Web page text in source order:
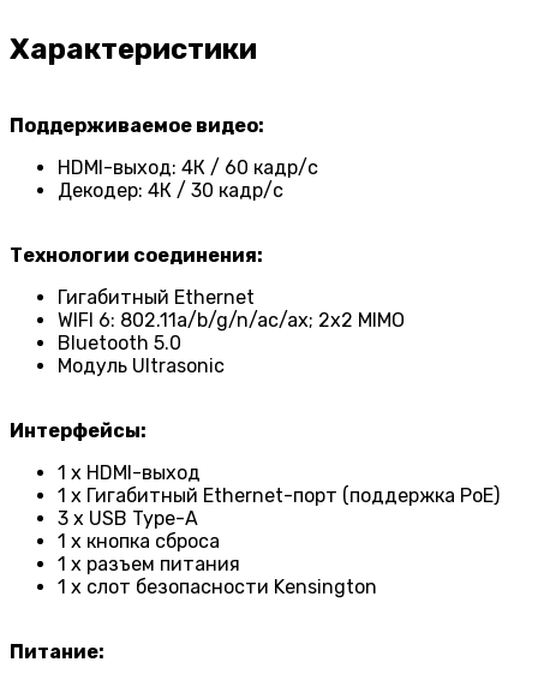
Характеристики
Поддерживаемое видео:
HDMI-выход: 4К / 60 кадр/с
Декодер: 4К / 30 кадр/с
Технологии соединения:
Гигабитный Ethernet
WIFI 6: 802.11a/b/g/n/ac/ax; 2x2 MIMO
Bluetooth 5.0
Модуль Ultrasonic
Интерфейсы:
1 x HDMI-выход
1 x Гигабитный Ethernet-порт (поддержка PoE)
3 x USB Type-A
1 x кнопка сброса
1 x разъем питания
1 x слот безопасности Kensington
Питание: